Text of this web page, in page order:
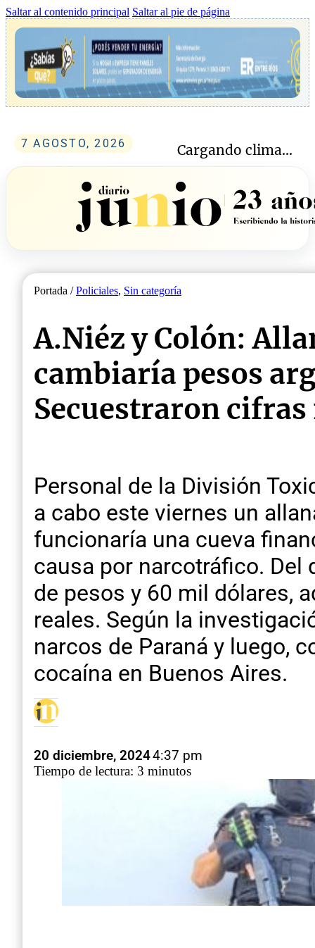
Saltar al contenido principal Saltar al pie de página
7 AGOSTO, 2026 Cargando clima...
Portada /Policiales, Sin categoría
A.Niéz y Colón:
cambiaría pesos
Secuestraron
Personal de la División
a cabo este viernes un
funcionaría una cueva
causa por narcotráfico.
de pesos y 60 mil dólares,
reales. Según la
narcos de Paraná y luego,
cocaína en Buenos Aires.
20 diciembre, 20244:37 pm
Tiempo de lectura: 3 minutos